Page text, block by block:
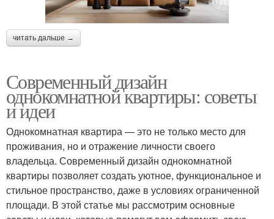
читать дальше →
Современный дизайн
однокомнатной квартиры: советы
и идеи
Однокомнатная квартира — это не только место для
проживания, но и отражение личности своего
владельца. Современный дизайн однокомнатной
квартиры позволяет создать уютное, функциональное и
стильное пространство, даже в условиях ограниченной
площади. В этой статье мы рассмотрим основные